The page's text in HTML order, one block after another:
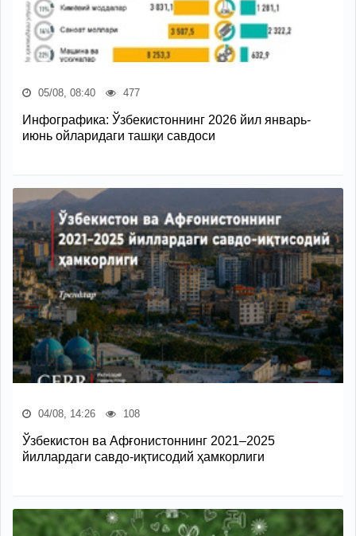
05/08, 08:40 477
Инфографика: Ўзбекистоннинг 2026 йил январь-
июнь ойларидаги ташқи савдоси
04/08, 14:26 108
Ўзбекистон ва Афғонистоннинг 2021–2025
йиллардаги савдо-иқтисодий ҳамкорлиги